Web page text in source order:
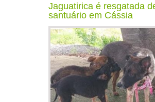
Jaguatirica é resgatada
santuário em Cássia